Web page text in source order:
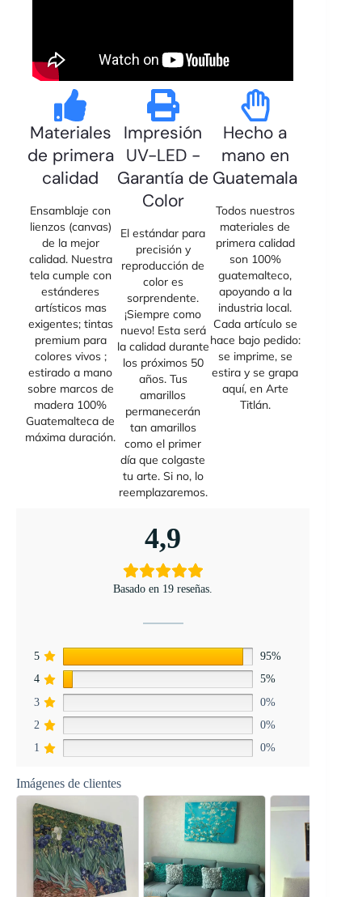
Materiales
de primera
calidad
Ensamblaje con
lienzos (canvas)
de la mejor
calidad. Nuestra
tela cumple con
estánderes
artísticos mas
exigentes; tintas
premium para
colores vivos ;
estirado a mano
sobre marcos de
madera 100%
Guatemalteca de
máxima duración.
Impresión
UV-LED -
Garantía de
Color
El estándar para
precisión y
reproducción de
color es
sorprendente.
¡Siempre como
nuevo! Esta será
la calidad durante
los próximos 50
años. Tus
amarillos
permanecerán
tan amarillos
como el primer
día que colgaste
tu arte. Si no, lo
reemplazaremos.
Hecho a
mano en
Guatemala
Todos nuestros
materiales de
primera calidad
son 100%
guatemalteco,
apoyando a la
industria local.
Cada artículo se
hace bajo pedido:
se imprime, se
estira y se grapa
aquí, en Arte
Titlán.
4,9
Basado en 19 reseñas.
5
95%
4
5%
3
0%
2
0%
1
0%
Imágenes de clientes